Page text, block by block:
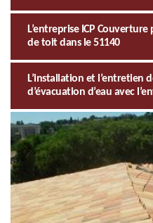
L’entreprise ICP
de toit dans le 51140
L’installation et l’entretien
d’évacuation d’eau avec